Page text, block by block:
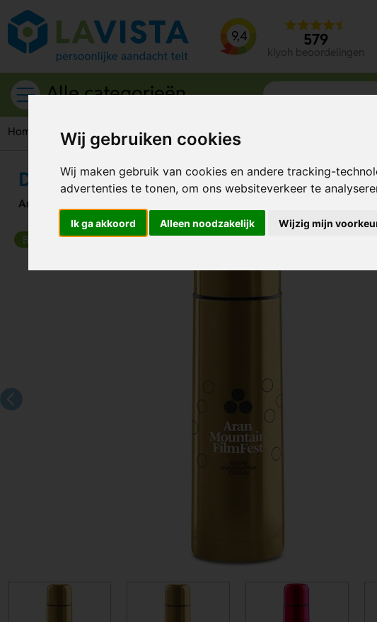
Wij gebruiken cookies
Wij maken gebruik van cookies en andere tracking-
advertenties te tonen, om ons websiteverkeer te
Ik ga akkoord Alleen noodzakelijk Wijzig mijn
9,4 579
kiyoh beoordelingen
Alle categorieën
Home Drinkwaren Thermosflessen Dubbelwandige thermosfles (500
Dubbelwandige thermosfles (500 ml)
Artikelnummer:
Beste keuze